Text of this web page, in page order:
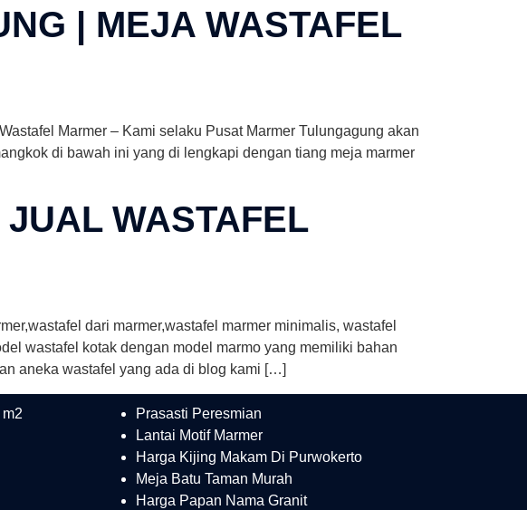
| MEJA WASTAFEL
Marmer – Kami selaku Pusat Marmer Tulungagung akan
di bawah ini yang di lengkapi dengan tiang meja marmer
WASTAFEL
dari marmer,wastafel marmer minimalis, wastafel
wastafel kotak dengan model marmo yang memiliki bahan
aneka wastafel yang ada di blog kami […]
Prasasti Peresmian
Lantai Motif Marmer
Harga Kijing Makam Di Purwokerto
Meja Batu Taman Murah
Harga Papan Nama Granit